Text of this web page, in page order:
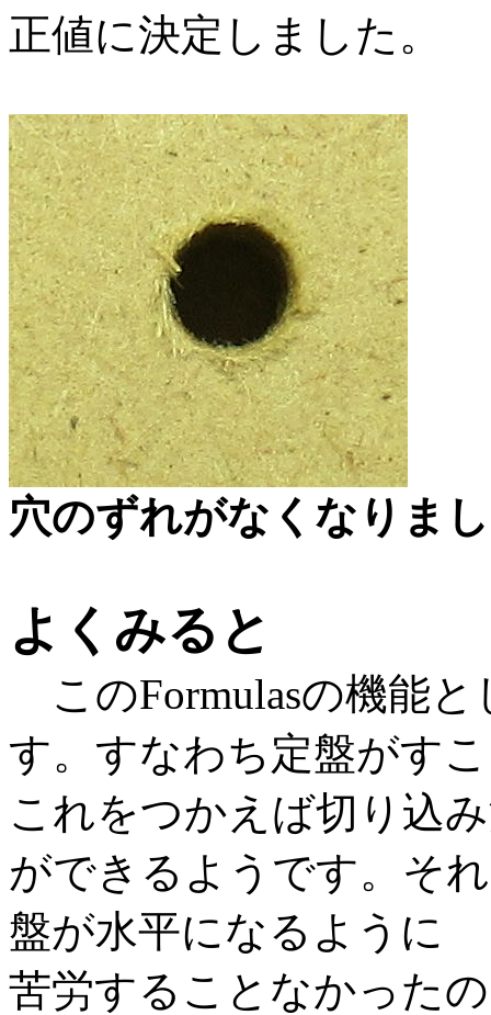
正値に決定しました。
穴のずれがなくなりま
よくみると
このFormulasの機能
す。すなわち定盤がす
これをつかえば切り込
ができるようです。そ
盤が水平になるように
苦労することなかった